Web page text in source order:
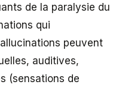
de la paralysie du
qui
peuvent
auditives,
(sensations de